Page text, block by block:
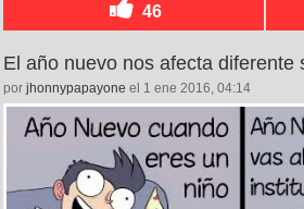
46
El año nuevo nos afecta diferente
por jhonnypapayone el 1 ene 2016, 04:14